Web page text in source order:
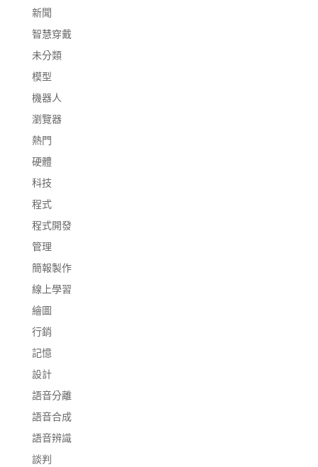
新聞
智慧穿戴
未分類
模型
機器人
瀏覽器
熱門
硬體
科技
程式
程式開發
管理
簡報製作
線上學習
繪圖
行銷
記憶
設計
語音分離
語音合成
語音辨識
談判